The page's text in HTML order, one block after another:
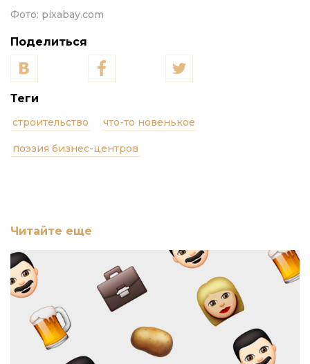
Фото: pixabay.com
Поделиться
Теги
строительство что-то новенькое
поэзия бизнес-центров
Читайте еще